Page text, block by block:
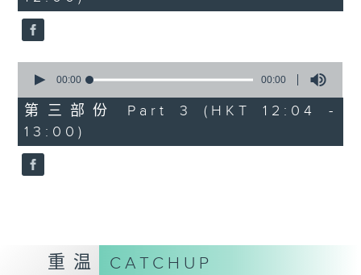
seconds
0
seconds
00:00 00:00
第三部份 Part 3 (HKT 12:04 -
13:00)
重温 CATCHUP